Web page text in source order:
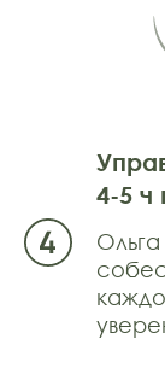
4-5 ч